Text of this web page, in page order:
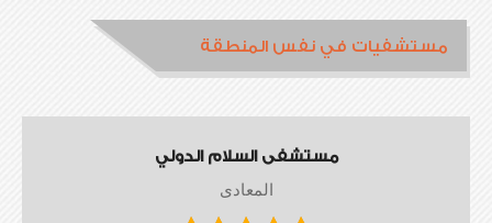
مستشفيات في نفس المنطقة
مستشفى السلام الدولي
المعادى